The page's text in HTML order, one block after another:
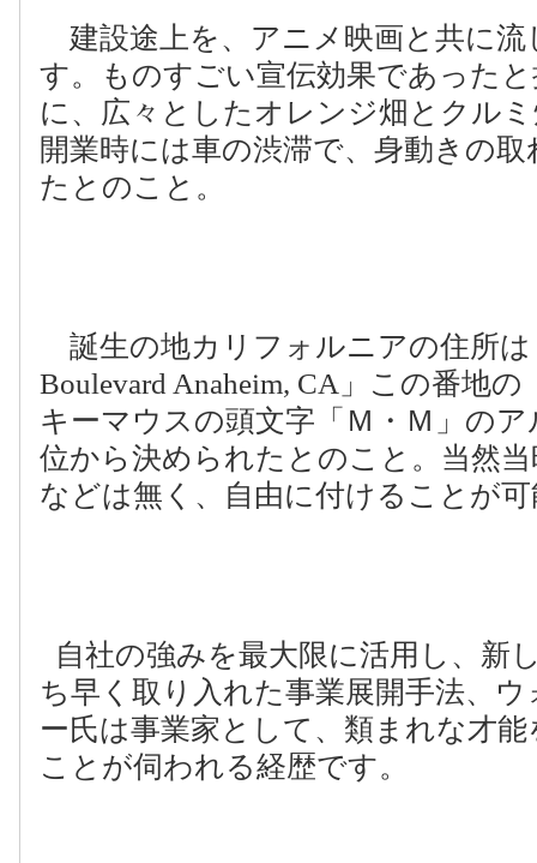
建設途上を、アニメ映画と共に流
す。ものすごい宣伝効果であった
に、広々としたオレンジ畑とクル
開業時には車の渋滞で、身動きの
たとのこと。
誕生の地カリフォルニアの住所は
Boulevard Anaheim, CA 」この番地の
キーマウスの頭文字「Ｍ・Ｍ」の
位から決められたとのこと。当然
などは無く、自由に付けることが
自社の強みを最大限に活用し、新
ち早く取り入れた事業展開手法、
ー氏は事業家として、類まれな才
ことが伺われる経歴です。